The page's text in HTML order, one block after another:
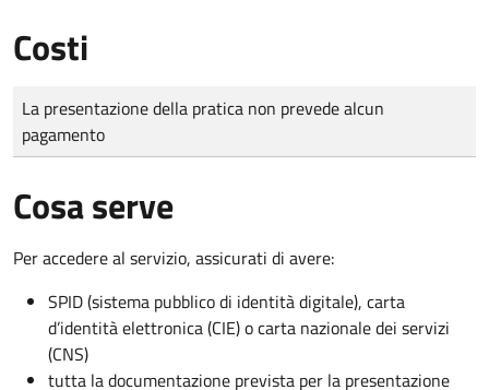
Costi
Tipo di pagamento
Importo
La presentazione della pratica non prevede alcun
pagamento
Cosa serve
Per accedere al servizio, assicurati di avere:
SPID (sistema pubblico di identità digitale), carta
d’identità elettronica (CIE) o carta nazionale dei servizi
(CNS)
tutta la documentazione prevista per la presentazione